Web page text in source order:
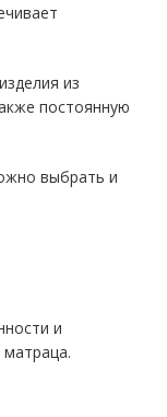
из
постоянную
выбрать и
и